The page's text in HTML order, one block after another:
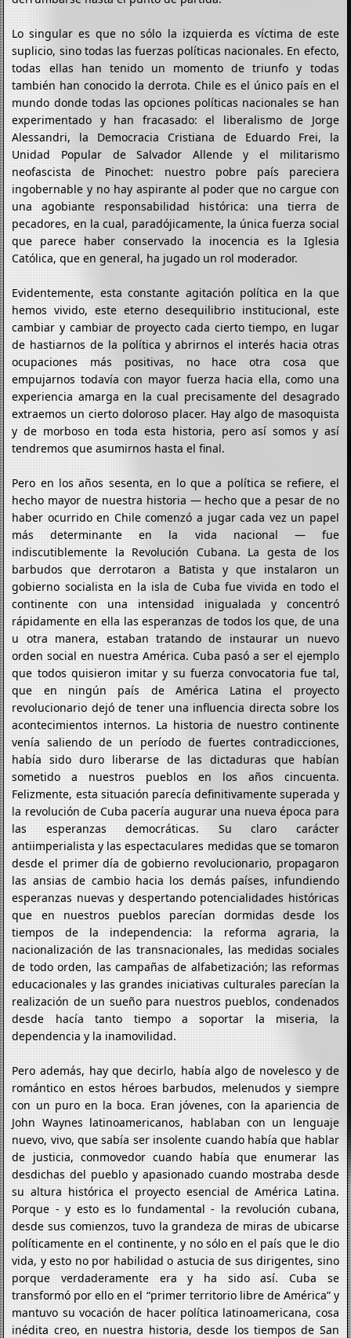
Lo singular es que no sólo la izquierda es víctima de este
suplicio, sino todas las fuerzas políticas nacionales. En efecto,
todas ellas han tenido un momento de triunfo y todas
también han conocido la derrota. Chile es el único país en el
mundo donde todas las opciones políticas nacionales se han
experimentado y han fracasado: el liberalismo de Jorge
Alessandri, la Democracia Cristiana de Eduardo Frei, la
Unidad Popular de Salvador Allende y el militarismo
neofascista de Pinochet: nuestro pobre país pareciera
ingobernable y no hay aspirante al poder que no cargue con
una agobiante responsabilidad histórica: una tierra de
pecadores, en la cual, paradójicamente, la única fuerza social
que parece haber conservado la inocencia es la Iglesia
Católica, que en general, ha jugado un rol moderador.
Evidentemente, esta constante agitación política en la que
hemos vivido, este eterno desequilibrio institucional, este
cambiar y cambiar de proyecto cada cierto tiempo, en lugar
de hastiarnos de la política y abrirnos el interés hacia otras
ocupaciones más positivas, no hace otra cosa que
empujarnos todavía con mayor fuerza hacia ella, como una
experiencia amarga en la cual precisamente del desagrado
extraemos un cierto doloroso placer. Hay algo de masoquista
y de morboso en toda esta historia, pero así somos y así
tendremos que asumirnos hasta el final.
Pero en los años sesenta, en lo que a política se refiere, el
hecho mayor de nuestra historia — hecho que a pesar de no
haber ocurrido en Chile comenzó a jugar cada vez un papel
más determinante en la vida nacional — fue
indiscutiblemente la Revolución Cubana. La gesta de los
barbudos que derrotaron a Batista y que instalaron un
gobierno socialista en la isla de Cuba fue vivida en todo el
continente con una intensidad inigualada y concentró
rápidamente en ella las esperanzas de todos los que, de una
u otra manera, estaban tratando de instaurar un nuevo
orden social en nuestra América. Cuba pasó a ser el ejemplo
que todos quisieron imitar y su fuerza convocatoria fue tal,
que en ningún país de América Latina el proyecto
revolucionario dejó de tener una influencia directa sobre los
acontecimientos internos. La historia de nuestro continente
venía saliendo de un período de fuertes contradicciones,
había sido duro liberarse de las dictaduras que habían
sometido a nuestros pueblos en los años cincuenta.
Felizmente, esta situación parecía definitivamente superada y
la revolución de Cuba pacería augurar una nueva época para
las esperanzas democráticas. Su claro carácter
antiimperialista y las espectaculares medidas que se tomaron
desde el primer día de gobierno revolucionario, propagaron
las ansias de cambio hacia los demás países, infundiendo
esperanzas nuevas y despertando potencialidades históricas
que en nuestros pueblos parecían dormidas desde los
tiempos de la independencia: la reforma agraria, la
nacionalización de las transnacionales, las medidas sociales
de todo orden, las campañas de alfabetización; las reformas
educacionales y las grandes iniciativas culturales parecían la
realización de un sueño para nuestros pueblos, condenados
desde hacía tanto tiempo a soportar la miseria, la
dependencia y la inamovilidad.
Pero además, hay que decirlo, había algo de novelesco y de
romántico en estos héroes barbudos, melenudos y siempre
con un puro en la boca. Eran jóvenes, con la apariencia de
John Waynes latinoamericanos, hablaban con un lenguaje
nuevo, vivo, que sabía ser insolente cuando había que hablar
de justicia, conmovedor cuando había que enumerar las
desdichas del pueblo y apasionado cuando mostraba desde
su altura histórica el proyecto esencial de América Latina.
Porque - y esto es lo fundamental - la revolución cubana,
desde sus comienzos, tuvo la grandeza de miras de ubicarse
políticamente en el continente, y no sólo en el país que le dio
vida, y esto no por habilidad o astucia de sus dirigentes, sino
porque verdaderamente era y ha sido así. Cuba se
transformó por ello en el “primer territorio libre de América” y
mantuvo su vocación de hacer política latinoamericana, cosa
inédita creo, en nuestra historia, desde los tiempos de San